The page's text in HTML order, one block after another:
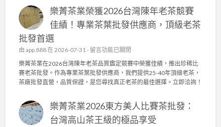
頂
級
茶
發
供
應
商
高
密
度
棉
、
機
能
布
打
造
舒
專
業
實
沙
椅
墊
訂
，
菌
樂菁茶業榮獲2026台灣陳年老茶競賽
佳績！專業茶葉批發供應商，頂級老茶
批發首選
由 app.888在 2026-07-31 - 在
〈
樂
菁
茶
榮
獲
2
留言功能已關閉
樂菁茶業在2026台灣陳年老茶品質鑑定競賽中榮獲佳績，推出珍稀比
賽老茶批發。作為專業茶葉批發供應商，我們提供25-40年頂級老茶，
茶廠批發直營，品質保證，是您尋找真正老茶的最佳選擇。立即洽詢！
樂菁茶業2026東方美人比賽茶批發：
台灣高山茶王級的極品享受